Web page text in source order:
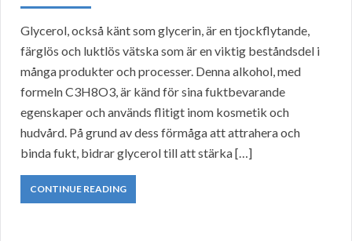
Glycerol, också känt som glycerin, är en tjockflytande,
färglös och luktlös vätska som är en viktig beståndsdel i
många produkter och processer. Denna alkohol, med
formeln C3H8O3, är känd för sina fuktbevarande
egenskaper och används flitigt inom kosmetik och
hudvård. På grund av dess förmåga att attrahera och
binda fukt, bidrar glycerol till att stärka […]
CONTINUE READING